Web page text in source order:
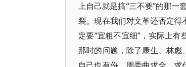
上自己就是搞“三不要”的那一
裂。现在我们对文革还否定
定要“宜粗不宜细”，实际上
那时的问题，除了康生、林